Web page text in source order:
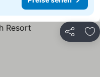
Teilen